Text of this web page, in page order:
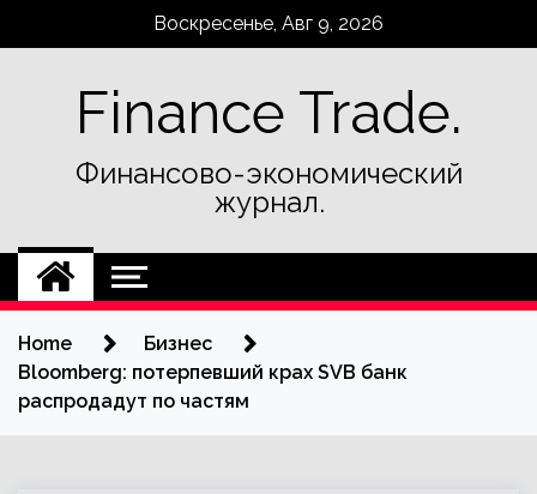
Воскресенье, Авг 9, 2026
Finance Trade.
Финансово-экономический
журнал.
Home
Бизнес
Bloomberg: потерпевший крах SVB банк
распродадут по частям